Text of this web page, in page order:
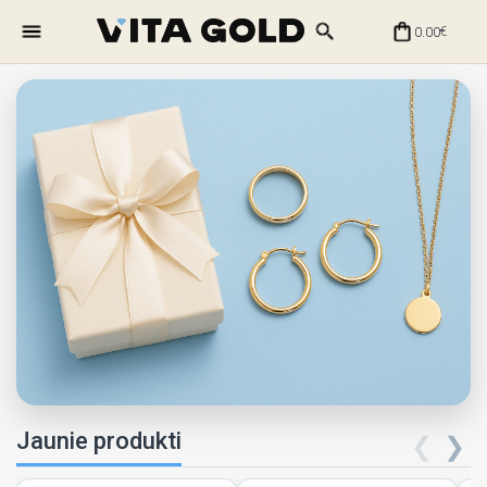
0.00€
Jaunie produkti ❮ ❯